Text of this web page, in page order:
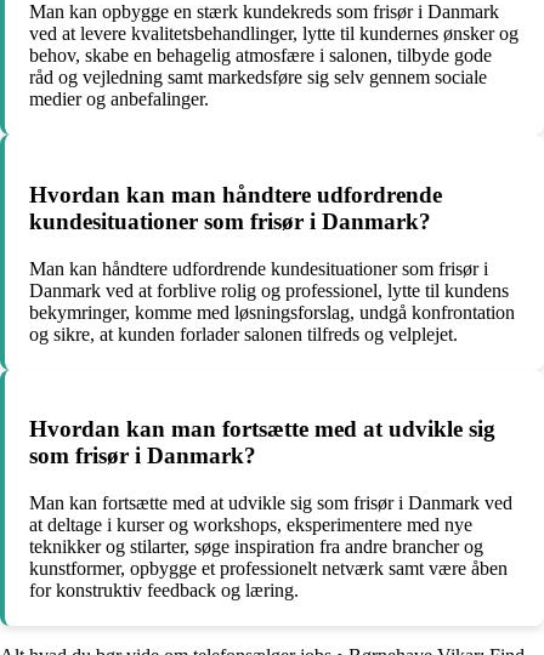
Man kan opbygge en stærk kundekreds som frisør i Danmark
ved at levere kvalitetsbehandlinger, lytte til kundernes ønsker og
behov, skabe en behagelig atmosfære i salonen, tilbyde gode
råd og vejledning samt markedsføre sig selv gennem sociale
medier og anbefalinger.
Hvordan kan man håndtere udfordrende
kundesituationer som frisør i Danmark?
Man kan håndtere udfordrende kundesituationer som frisør i
Danmark ved at forblive rolig og professionel, lytte til kundens
bekymringer, komme med løsningsforslag, undgå konfrontation
og sikre, at kunden forlader salonen tilfreds og velplejet.
Hvordan kan man fortsætte med at udvikle sig
som frisør i Danmark?
Man kan fortsætte med at udvikle sig som frisør i Danmark ved
at deltage i kurser og workshops, eksperimentere med nye
teknikker og stilarter, søge inspiration fra andre brancher og
kunstformer, opbygge et professionelt netværk samt være åben
for konstruktiv feedback og læring.